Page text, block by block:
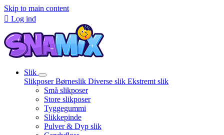
Skip to main content
 Log ind
Slik
SlikposerBørneslik Diverse slik Ekstremt slik
Små slikposer
Store slikposer
Tyggegummi
Slikkepinde
Pulver & Dyp slik